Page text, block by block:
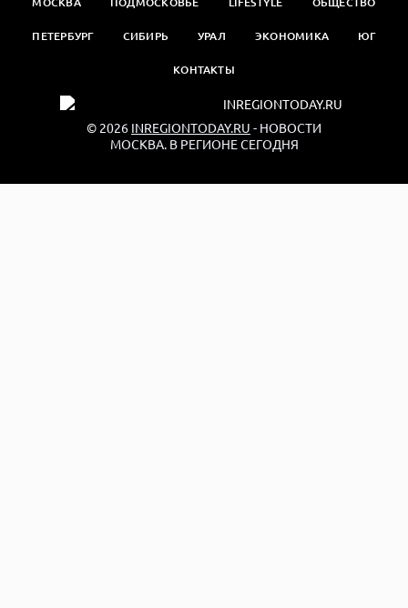
ПЕТЕРБУРГ СИБИРЬ УРАЛ ЭКОНОМИКА ЮГ
КОНТАКТЫ
© 2026 INREGIONTODAY.RU - НОВОСТИ
МОСКВА. В РЕГИОНЕ СЕГОДНЯ